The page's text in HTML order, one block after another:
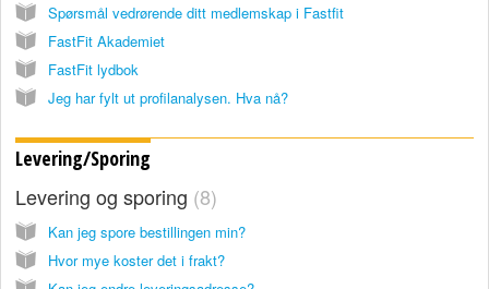
Spørsmål vedrørende ditt medlemskap i Fastfit
FastFit Akademiet
FastFit lydbok
Jeg har fylt ut profilanalysen. Hva nå?
Levering/Sporing
Levering og sporing 8
Kan jeg spore bestillingen min?
Hvor mye koster det i frakt?